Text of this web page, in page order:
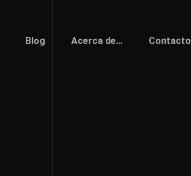
Blog Acerca de… Contacto